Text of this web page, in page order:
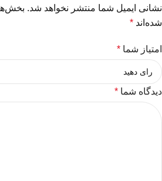
نشانی ایمیل شما منتشر نخواهد شد.
شده‌اند *
امتیاز شما *
دیدگاه شما *